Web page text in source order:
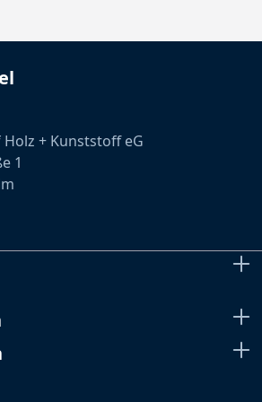
+ Kunststoff eG
1